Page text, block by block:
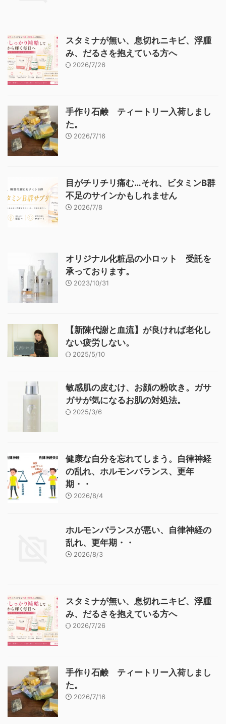
スタミナが無い、息切れニキビ、浮腫
み、だるさを抱えている方へ
2026/7/26
手作り石鹸 ティートリー入荷しまし
た。
2026/7/16
目がチリチリ痛む…それ、ビタミンB群
不足のサインかもしれません
2026/7/8
オリジナル化粧品の小ロット 受託を
承っております。
2023/10/31
【新陳代謝と血流】が良ければ老化し
ない疲労しない。
2025/5/10
敏感肌の皮むけ、お顔の粉吹き。ガサ
ガサが気になるお肌の対処法。
2025/3/6
健康な自分を忘れてしまう。自律神経
の乱れ、ホルモンバランス、更年
期・・
2026/8/4
ホルモンバランスが悪い、自律神経の
乱れ、更年期・・
2026/8/3
スタミナが無い、息切れニキビ、浮腫
み、だるさを抱えている方へ
2026/7/26
手作り石鹸 ティートリー入荷しまし
た。
2026/7/16